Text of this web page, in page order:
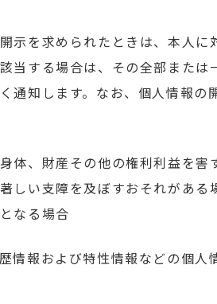
示を求められたときは、本人
当する場合は、その全部また
通知します。なお、個人情報
体、財産その他の権利利益を害
しい支障を及ぼすおそれがある
なる場合
情報および特性情報などの個